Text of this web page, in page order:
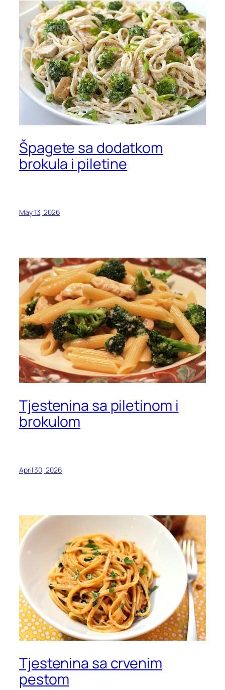
Špagete sa dodatkom
brokula i piletine
May 13, 2026
Tjestenina sa piletinom i
brokulom
April 30, 2026
Tjestenina sa crvenim
pestom